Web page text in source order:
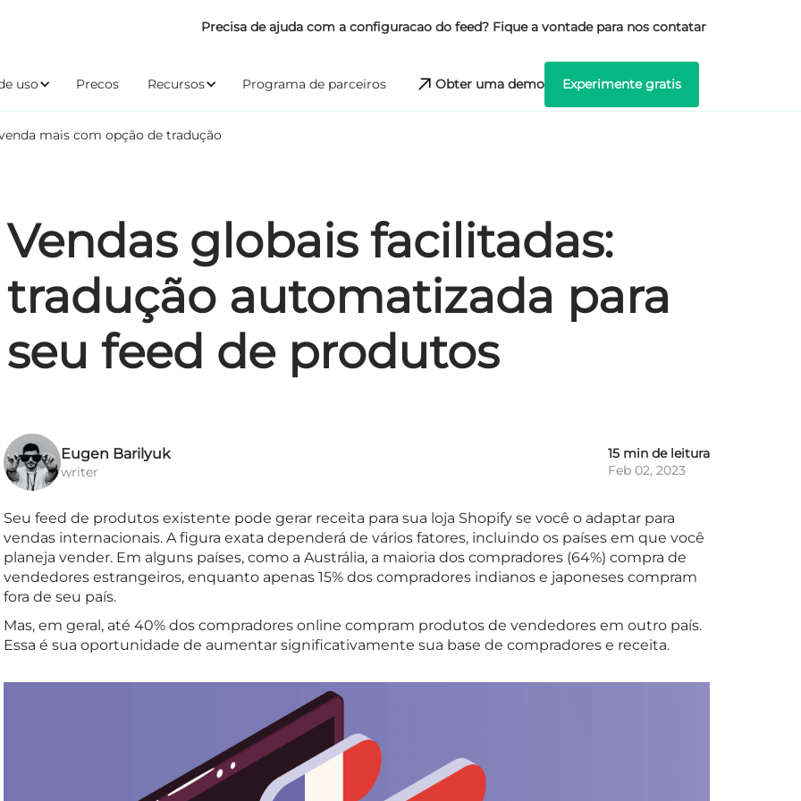
Precisa de ajuda com a configuracao do feed? Fique a vontade para nos contatar
uso Precos Recursos Programa de parceiros Obter uma demo Experimente gratis
mais com opção de tradução
Vendas globais facilitadas:
tradução automatizada para
seu feed de produtos
Eugen Barilyuk
writer
15 min de leitura
Feb 02, 2023
Seu feed de produtos existente pode gerar receita para sua loja Shopify se você o adaptar para
vendas internacionais. A figura exata dependerá de vários fatores, incluindo os países em que você
planeja vender. Em alguns países, como a Austrália, a maioria dos compradores (64%) compra de
vendedores estrangeiros, enquanto apenas 15% dos compradores indianos e japoneses compram
fora de seu país.
Mas, em geral, até 40% dos compradores online compram produtos de vendedores em outro país.
Essa é sua oportunidade de aumentar significativamente sua base de compradores e receita.